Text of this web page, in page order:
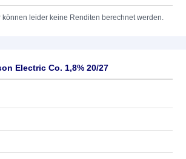
können leider keine Renditen berechnet werden.
Electric Co. 1,8% 20/27